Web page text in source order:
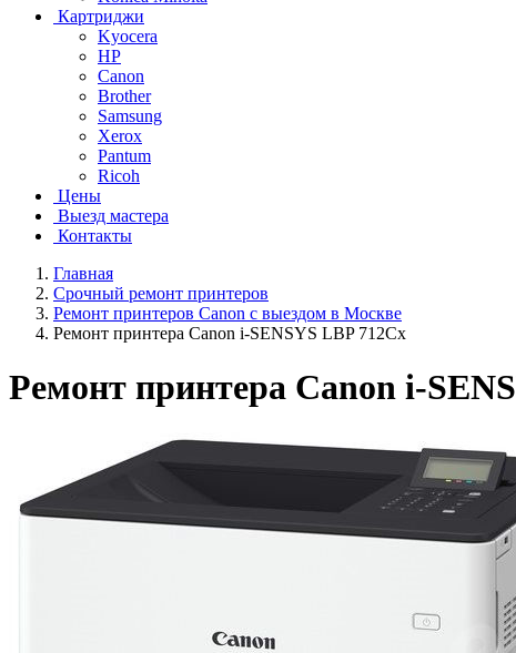
Картриджи
Kyocera
HP
Canon
Brother
Samsung
Xerox
Pantum
Ricoh
Цены
Выезд мастера
Контакты
Главная
Срочный ремонт принтеров
Ремонт принтеров Canon с выездом в Москве
Ремонт принтера Canon i-SENSYS LBP 712Cx
Ремонт принтера Canon i-